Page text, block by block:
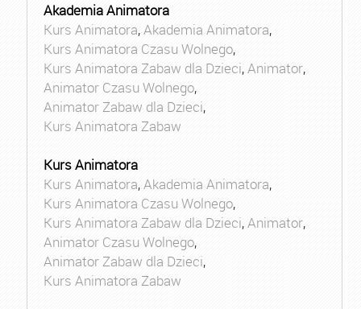
Akademia Animatora
Kurs Animatora,Akademia Animatora,
Kurs Animatora Czasu Wolnego,
Kurs Animatora Zabaw dla Dzieci,Animator,
Animator Czasu Wolnego,
Animator Zabaw dla Dzieci,
Kurs Animatora Zabaw
Kurs Animatora
Kurs Animatora,Akademia Animatora,
Kurs Animatora Czasu Wolnego,
Kurs Animatora Zabaw dla Dzieci,Animator,
Animator Czasu Wolnego,
Animator Zabaw dla Dzieci,
Kurs Animatora Zabaw